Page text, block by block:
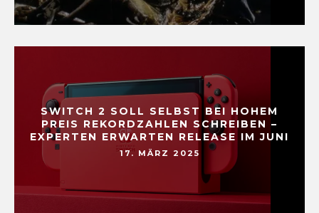
SWITCH 2 SOLL SELBST BEI HOHEM
PREIS REKORDZAHLEN SCHREIBEN –
EXPERTEN ERWARTEN RELEASE IM JUNI
17. MÄRZ 2025